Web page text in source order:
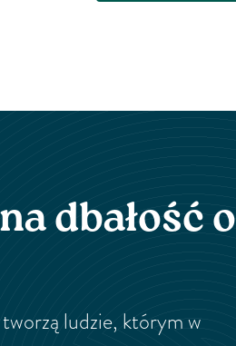
dbałość o
ludzie, którym w